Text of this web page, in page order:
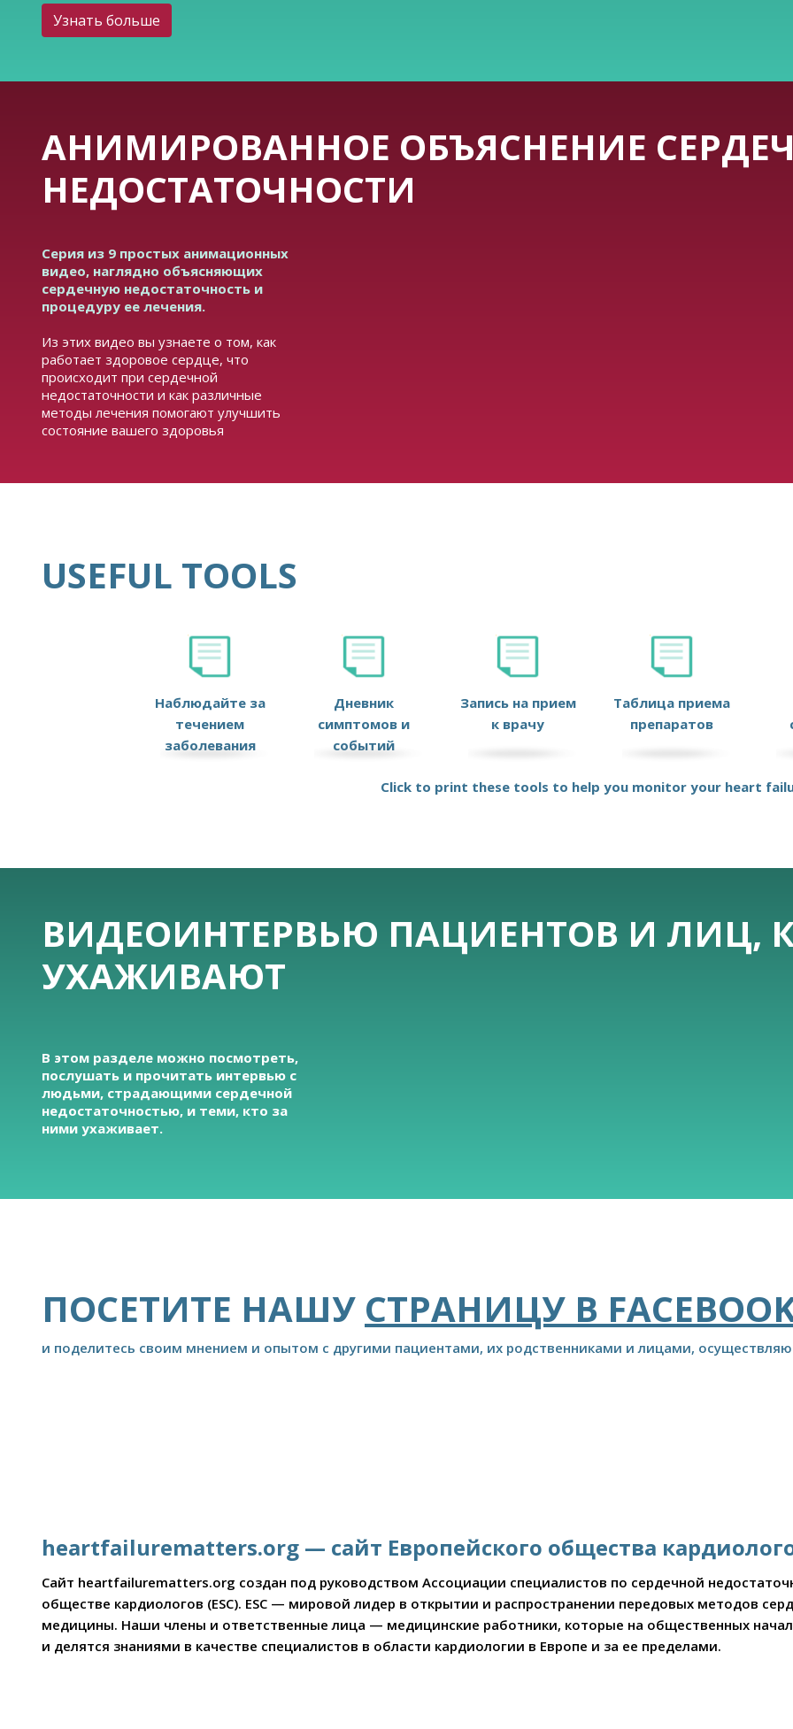
Узнать больше
АНИМИРОВАННОЕ ОБЪЯСНЕНИЕ
НЕДОСТАТОЧНОСТИ
Серия из 9 простых анимационных
видео, наглядно объясняющих
сердечную недостаточность и
процедуру ее лечения.
Из этих видео вы узнаете о том, как
работает здоровое сердце, что
происходит при сердечной
недостаточности и как различные
методы лечения помогают улучшить
состояние вашего здоровья
USEFUL TOOLS
Наблюдайте за
течением
заболевания
Дневник
симптомов и
событий
Запись на прием
к врачу
Таблица приема
препаратов
Click to print these tools to help you monitor your heart
ВИДЕОИНТЕРВЬЮ ПАЦИЕНТОВ И ЛИЦ,
УХАЖИВАЮТ
В этом разделе можно посмотреть,
послушать и прочитать интервью с
людьми, страдающими сердечной
недостаточностью, и теми, кто за
ними ухаживает.
ПОСЕТИТЕ НАШУ СТРАНИЦУ В
и поделитесь своим мнением и опытом с другими пациентами, их родственниками и лицами,
heartfailurematters.org — сайт Европейского общества
Сайт heartfailurematters.org создан под руководством Ассоциации специалистов по сердечной
обществе кардиологов (ESC). ESC — мировой лидер в открытии и распространении передовых методов
медицины. Наши члены и ответственные лица — медицинские работники, которые на общественных
и делятся знаниями в качестве специалистов в области кардиологии в Европе и за ее пределами.